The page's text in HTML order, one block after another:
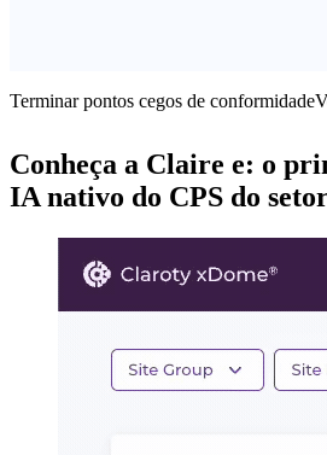
Terminar pontos cegos de
Conheça a Claire e: o
IA nativo do CPS do